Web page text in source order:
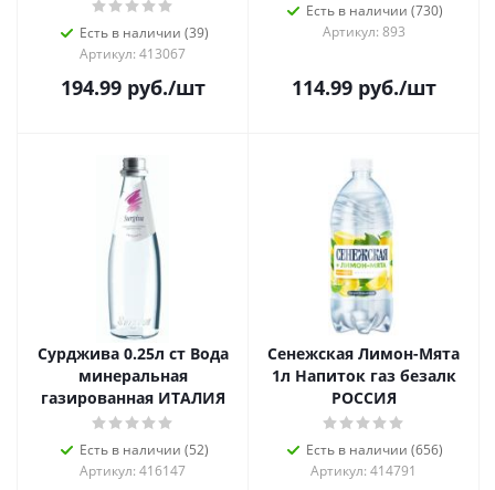
Есть в наличии (39)
Артикул: 413067
194.99руб./шт
Есть в наличии (730)
Артикул: 893
114.99руб./шт
Сурджива 0.25л ст Вода
минеральная
газированная ИТАЛИЯ
Есть в наличии (52)
Артикул: 416147
Сенежская Лимон-Мята
1л Напиток газ безалк
РОССИЯ
Есть в наличии (656)
Артикул: 414791